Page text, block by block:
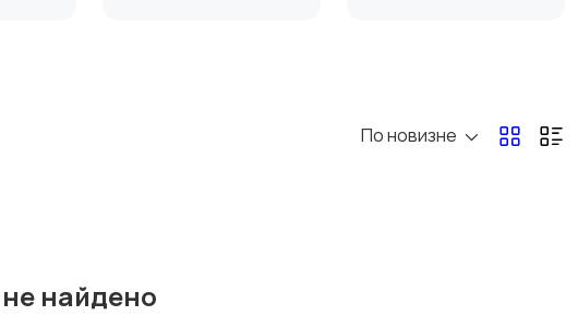
По новизне
найдено